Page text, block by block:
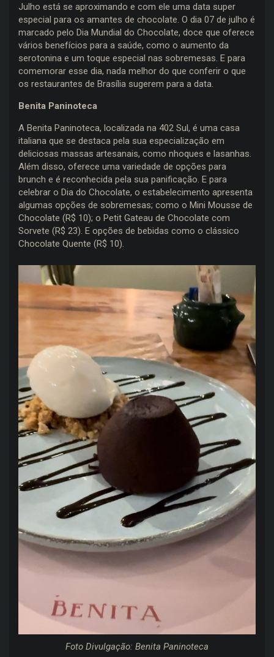
Julho está se aproximando e com ele uma data super
especial para os amantes de chocolate. O dia 07 de julho é
marcado pelo Dia Mundial do Chocolate, doce que oferece
vários benefícios para a saúde, como o aumento da
serotonina e um toque especial nas sobremesas. E para
comemorar esse dia, nada melhor do que conferir o que
os restaurantes de Brasília sugerem para a data.
Benita Paninoteca
A Benita Paninoteca, localizada na 402 Sul, é uma casa
italiana que se destaca pela sua especialização em
deliciosas massas artesanais, como nhoques e lasanhas.
Além disso, oferece uma variedade de opções para
brunch e é reconhecida pela sua panificação. E para
celebrar o Dia do Chocolate, o estabelecimento apresenta
algumas opções de sobremesas; como o Mini Mousse de
Chocolate (R$ 10); o Petit Gateau de Chocolate com
Sorvete (R$ 23). E opções de bebidas como o clássico
Chocolate Quente (R$ 10).
Foto Divulgação: Benita Paninoteca